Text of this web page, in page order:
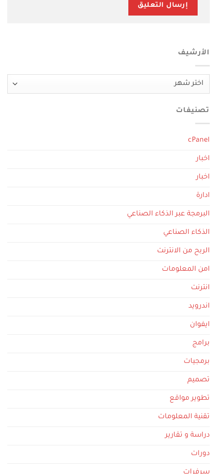
الأرشيف
الأرشيف
تصنيفات
cPanel
اخبار
اخبار
ادارة
البرمجة عبر الذكاء الصناعي
الذكاء الصناعي
الربح من الانترنت
امن المعلومات
انترنت
اندرويد
ايفوان
برامج
برمجيات
تصميم
تطوير مواقع
تقنية المعلومات
دراسة و تقارير
دورات
سرفرات